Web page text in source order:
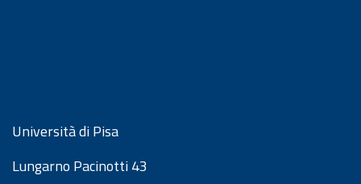
Università di Pisa
Lungarno Pacinotti 43